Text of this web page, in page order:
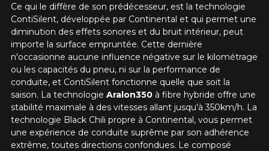
Ce qui le diffère de son prédécesseur, est la technologie
ContiSilent, développée par Continental et qui permet une
diminution des effets sonores et du bruit intérieur, peut
importe la surface empruntée. Cette dernière
n'occasionne aucune influence négative sur le kilométrage
ou les capacités du pneu, ni sur la performance de
conduite, et ContiSilent fonctionne quelle que soit la
saison. La technologie Aralon350à fibre hybride offre une
stabilité maximale à des vitesses allant jusqu'à 350km/h. La
technologie Black Chili propre à Continental, vous permet
une expérience de conduite suprême par son adhérence
extrême, toutes directions confondues. Le composé
AJOUTER UN AVIS
Votre avis concernant le
SPORTCONTACT 6
CONTISILENT